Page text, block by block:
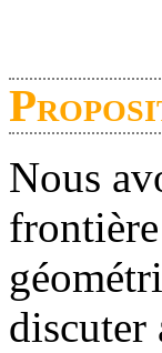
Nous
discuter